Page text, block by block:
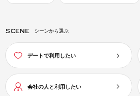
SCENE シーンから選ぶ
デートで利用したい
会社の人と利用したい